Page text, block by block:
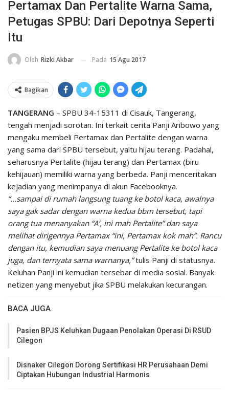
Pertamax Dan Pertalite Warna Sama,
Petugas SPBU: Dari Depotnya Seperti
Itu
Oleh Rizki Akbar Pada 15 Agu 2017
Bagikan
TANGERANG – SPBU 34-15311 di Cisauk, Tangerang,
tengah menjadi sorotan. Ini terkait cerita Panji Aribowo yang
mengaku membeli Pertamax dan Pertalite dengan warna
yang sama dari SPBU tersebut, yaitu hijau terang. Padahal,
seharusnya Pertalite (hijau terang) dan Pertamax (biru
kehijauan) memiliki warna yang berbeda. Panji menceritakan
kejadian yang menimpanya di akun Facebooknya.
“…sampai di rumah langsung tuang ke botol kaca, awalnya
saya gak sadar dengan warna kedua bbm tersebut, tapi
orang tua menanyakan “A’, ini mah Pertalite” dan saya
melihat dirigennya Pertamax “ini, Pertamax kok mah”. Rancu
dengan itu, kemudian saya menuang Pertalite ke botol kaca
juga, dan ternyata sama warnanya,”tulis Panji di statusnya.
Keluhan Panji ini kemudian tersebar di media sosial. Banyak
netizen yang menyebut jika SPBU melakukan kecurangan.
BACA JUGA
Pasien BPJS Keluhkan Dugaan Penolakan Operasi Di RSUD
Cilegon
Disnaker Cilegon Dorong Sertifikasi HR Perusahaan Demi
Ciptakan Hubungan Industrial Harmonis